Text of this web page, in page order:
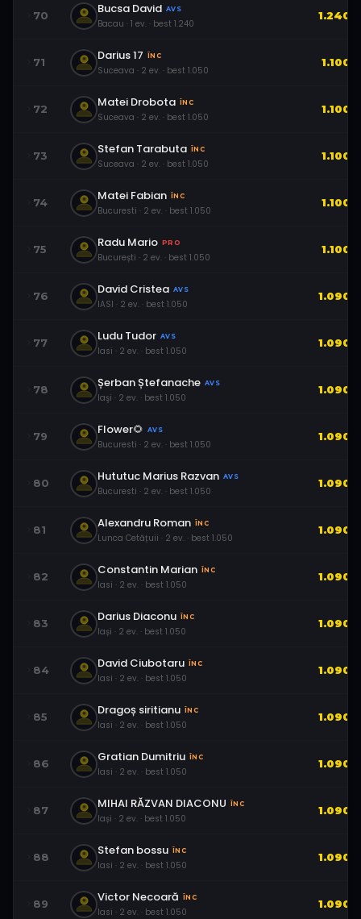
70 Bucsa David AVS
Bacau · 1 ev. · best 1.240
1.240
71 Darius 17 ÎNC
Suceava · 2 ev. · best 1.050
1.100
72 Matei Drobota ÎNC
Suceava · 2 ev. · best 1.050
1.100
73 Stefan Tarabuta ÎNC
Suceava · 2 ev. · best 1.050
1.100
74 Matei Fabian ÎNC
Bucuresti · 2 ev. · best 1.050
1.100
75 Radu Mario PRO
București · 2 ev. · best 1.050
1.100
76 David Cristea AVS
IASI · 2 ev. · best 1.050
1.090
77 Ludu Tudor AVS
Iasi · 2 ev. · best 1.050
1.090
78 Șerban Ștefanache AVS
Iaşi · 2 ev. · best 1.050
1.090
79 Flower🌻 AVS
Bucuresti · 2 ev. · best 1.050
1.090
80 Hututuc Marius Razvan AVS
Bucuresti · 2 ev. · best 1.050
1.090
81 Alexandru Roman ÎNC
Lunca Cetățuii · 2 ev. · best 1.050
1.090
82 Constantin Marian ÎNC
Iasi · 2 ev. · best 1.050
1.090
83 Darius Diaconu ÎNC
Iași · 2 ev. · best 1.050
1.090
84 David Ciubotaru ÎNC
Iasi · 2 ev. · best 1.050
1.090
85 Dragoș siritianu ÎNC
Iasi · 2 ev. · best 1.050
1.090
86 Gratian Dumitriu ÎNC
Iasi · 2 ev. · best 1.050
1.090
87 MIHAI RĂZVAN DIACONU ÎNC
Iași · 2 ev. · best 1.050
1.090
88 Stefan bossu ÎNC
Iasi · 2 ev. · best 1.050
1.090
89 Victor Necoară ÎNC
Iasi · 2 ev. · best 1.050
1.090